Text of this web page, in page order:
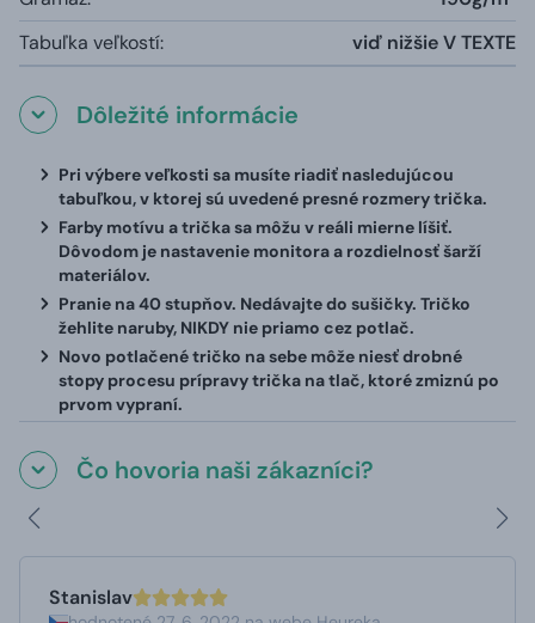
Tabuľka veľkostí:
viď nižšie V TEXTE
Dôležité informácie
Pri výbere veľkosti sa musíte riadiť nasledujúcou
tabuľkou, v ktorej sú uvedené presné rozmery trička.
Farby motívu a trička sa môžu v reáli mierne líšiť.
Dôvodom je nastavenie monitora a rozdielnosť šarží
materiálov.
Pranie na 40 stupňov. Nedávajte do sušičky. Tričko
žehlite naruby, NIKDY nie priamo cez potlač.
Novo potlačené tričko na sebe môže niesť drobné
stopy procesu prípravy trička na tlač, ktoré zmiznú po
prvom vypraní.
Čo hovoria naši zákazníci?
Stanislav